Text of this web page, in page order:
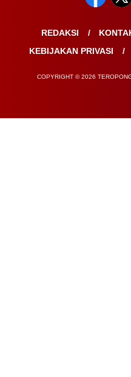
REDAKSI
KEBIJAKAN PRIVASI
COPYRIGHT © 2026